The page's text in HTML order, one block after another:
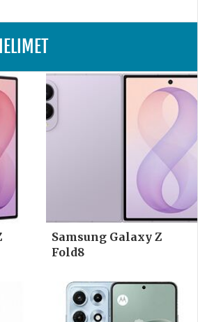
Samsung Galaxy Z
Fold8